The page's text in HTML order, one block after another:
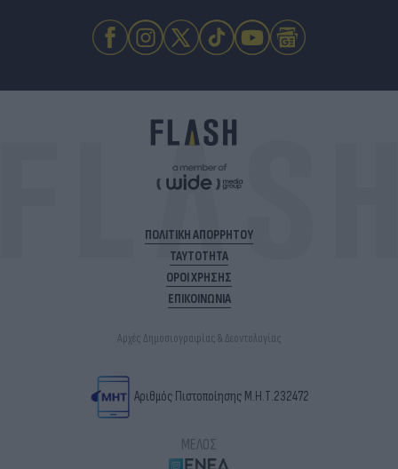
ΠΟΛΙΤΙΚΗ ΑΠΟΡΡΗΤΟΥ
ΤΑΥΤΟΤΗΤΑ
ΟΡΟΙ ΧΡΗΣΗΣ
ΕΠΙΚΟΙΝΩΝΙΑ
Αρχές Δημοσιογραφίας & Δεοντολογίας
Αριθμός Πιστοποίησης Μ.Η.Τ.232472
ΜΕΛΟΣ